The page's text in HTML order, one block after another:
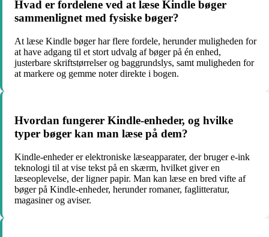
Hvad er fordelene ved at læse Kindle bøger
sammenlignet med fysiske bøger?
At læse Kindle bøger har flere fordele, herunder muligheden for
at have adgang til et stort udvalg af bøger på én enhed,
justerbare skriftstørrelser og baggrundslys, samt muligheden for
at markere og gemme noter direkte i bogen.
Hvordan fungerer Kindle-enheder, og hvilke
typer bøger kan man læse på dem?
Kindle-enheder er elektroniske læseapparater, der bruger e-ink
teknologi til at vise tekst på en skærm, hvilket giver en
læseoplevelse, der ligner papir. Man kan læse en bred vifte af
bøger på Kindle-enheder, herunder romaner, faglitteratur,
magasiner og aviser.